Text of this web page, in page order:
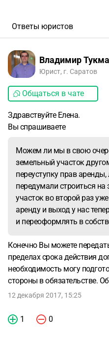
Ответы юристов
Владимир
Юрист, г. Саратов
Общаться в чате
Здравствуйте Елена.
Вы спрашиваете
Можем ли мы в свою
земельный участок
переуступку прав
передумали строиться на
участок во второй раз
аренду и выход у нас
и переоформлять в
Конечно Вы можете
пределах срока действия
необходимость могу
стороны в обязательстве.
12 декабря 2017, 15:25
1 0